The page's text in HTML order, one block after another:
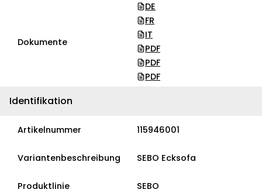
Dokumente
DE
FR
IT
PDF
PDF
PDF
Identifikation
Artikelnummer 115946001
Variantenbeschreibung SEBO Ecksofa
Produktlinie SEBO